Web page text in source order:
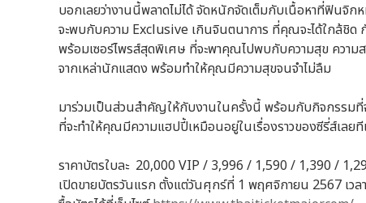
บอกเลยว่างานนี้พลาดไม่ได้ จัดหนักจัดเต็มกับเนื้อหาที่ฟินจิก
จะพบกับความ Exclusive เกินจินตนาการ ที่คุณจะได้ใกล้ชิ
พร้อมเซอร์ไพรส์สุดพิเศษ ที่จะพาคุณไปพบกับความสุข ความ
จากเหล่านักแสดง พร้อมทำให้คุณมีความสุขจนจำไม่ลืม
มาร่วมเป็นส่วนสำคัญให้กับงานในครั้งนี้ พร้อมกับกิจกรรมที่
ที่จะทำให้คุณมีความแฮปปี้เหมือนอยู่ในเรื่องราวของซีรี่ส์เลยที
ราคาบัตรใบละ 20,000 VIP / 3,996 / 1,590 / 1,390 /
เปิดขายบัตรวันแรก ตั้งแต่วันศุกร์ที่ 1 พฤศจิกายน 2567 เวล